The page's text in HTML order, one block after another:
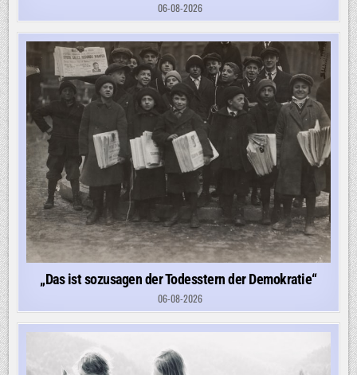
06-08-2026
„Das ist sozusagen der Todesstern der Demokratie“
06-08-2026